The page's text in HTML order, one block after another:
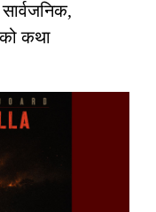
कथा